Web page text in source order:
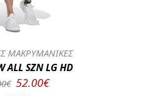
ΜΑΚΡΥΜΑΝΙΚΕΣ
ALL SZN LG HD
52.00€